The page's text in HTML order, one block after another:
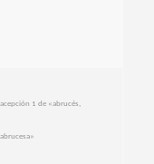
acepción 1 de «abrucés,
abrucesa»